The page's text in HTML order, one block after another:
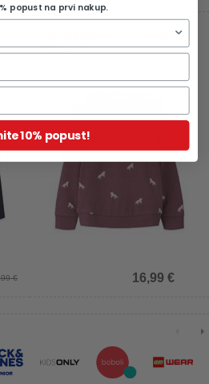
€
Valba
16,99 €
popust na prvi nakup.
10% popust!